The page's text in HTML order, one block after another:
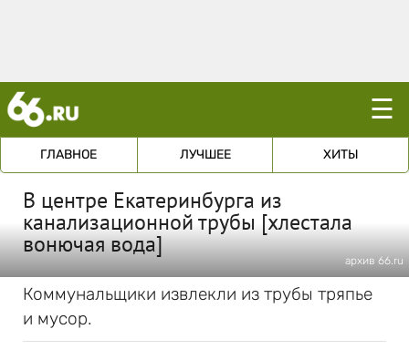
☰
ГЛАВНОЕ ЛУЧШЕЕ ХИТЫ
В центре Екатеринбурга из
канализационной трубы [хлестала
вонючая вода]
архив 66.ru
Коммунальщики извлекли из трубы тряпье
и мусор.